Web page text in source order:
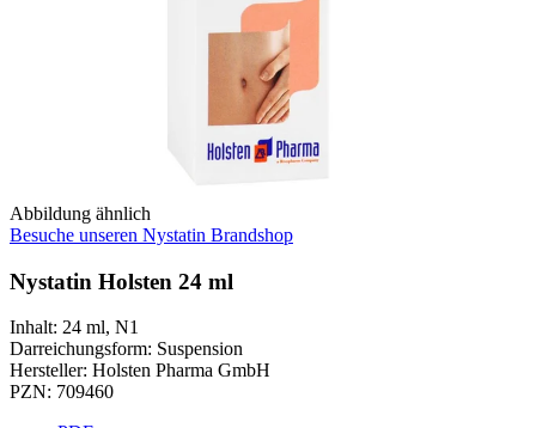
Abbildung ähnlich
Besuche unseren Nystatin Brandshop
Nystatin Holsten 24 ml
Inhalt: 24 ml, N1
Darreichungsform: Suspension
Hersteller: Holsten Pharma GmbH
PZN: 709460